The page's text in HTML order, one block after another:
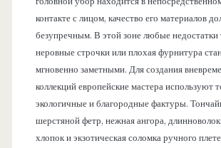
контакте с лицом, качество его материалов
безупречным. В этой зоне любые недостатки
неровные строчки или плохая фурнитура
мгновенно заметными. Для создания
коллекций европейские мастера используют
экологичные и благородные фактуры.
шерстяной фетр, нежная ангора,
хлопок и экзотическая соломка ручного